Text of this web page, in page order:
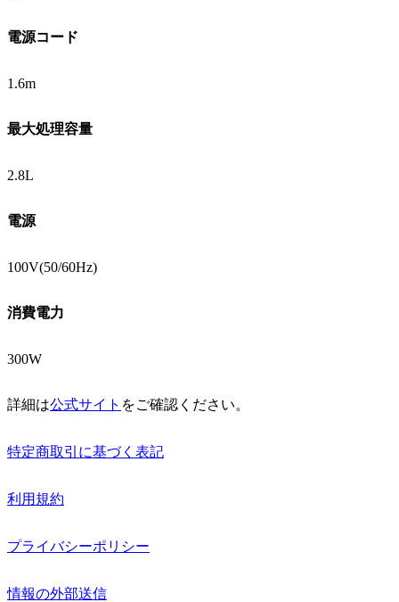
電源コード
1.6m
最大処理容量
2.8L
電源
100V(50/60Hz)
消費電力
300W
詳細は公式サイト をご確認ください。
特定商取引に基づく表記
利用規約
プライバシーポリシー
情報の外部送信